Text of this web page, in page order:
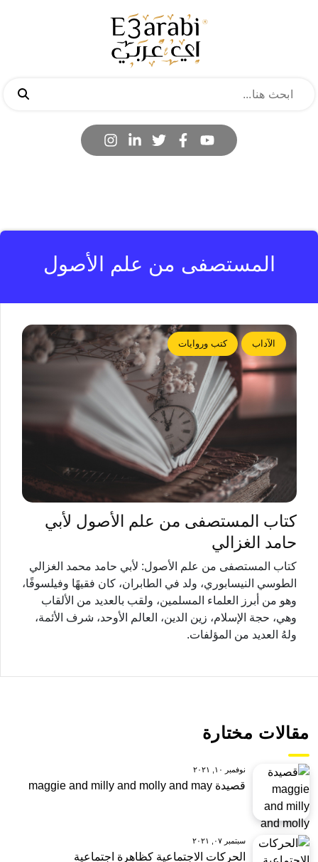
المستصفى من علم الأصول
الآداب كتب وروايات
كتاب المستصفى من علم الأصول لأبي
حامد الغزالي
كتاب المستصفى من علم الأصول: لأبي حامد محمد الغزالي
الطوسي النيسابوري، ولد في الطابران، كان فقيهًا وفيلسوفًا،
وهو من أبرز العلماء المسلمين، ولقب بالعديد من الألقاب
وهي، حجة الإسلام، زين الدين، العالم الأوحد، شرف الأئمة،
ولهُ العديد من المؤلفات.
مقالات مختارة
نوفمبر ١٠, ٢٠٢١
قصيدة maggie and milly and molly and may
سبتمبر ٠٧, ٢٠٢١
الحركات الاجتماعية كظاهرة اجتماعية